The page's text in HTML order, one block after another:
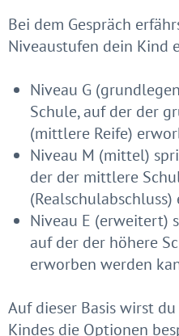
Bei dem Gespräch
Niveaustufen dein Kind
Niveau G
Schule, auf der der
(mittlere Reife)
Niveau M (mittel)
der der mittlere
Niveau E (erweitert)
auf der der höhere
erworben werden
Auf dieser Basis wirst
Kindes die Optionen